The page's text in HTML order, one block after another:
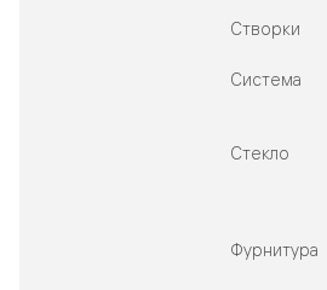
Створки
Система
Стекло
Фурнитура